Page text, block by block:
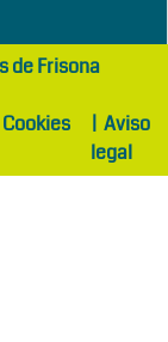
de Frisona
| Aviso
legal